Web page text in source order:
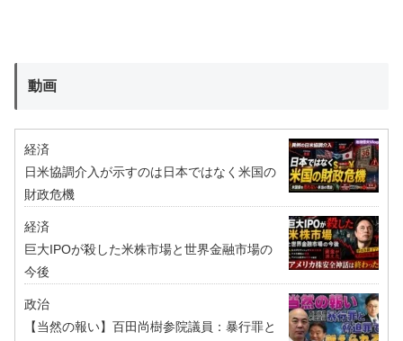
動画
経済
日米協調介入が示すのは日本ではなく米国の
財政危機
経済
巨大IPOが殺した米株市場と世界金融市場の
今後
政治
【当然の報い】百田尚樹参院議員：暴行罪と